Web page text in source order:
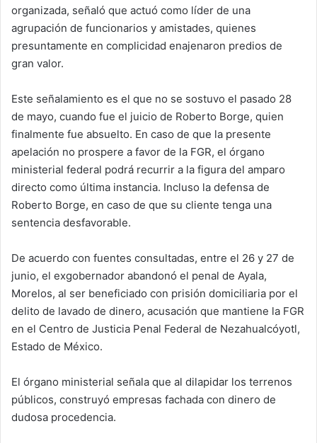
organizada, señaló que actuó como líder de una
agrupación de funcionarios y amistades, quienes
presuntamente en complicidad enajenaron predios de
gran valor.
Este señalamiento es el que no se sostuvo el pasado 28
de mayo, cuando fue el juicio de Roberto Borge, quien
finalmente fue absuelto. En caso de que la presente
apelación no prospere a favor de la FGR, el órgano
ministerial federal podrá recurrir a la figura del amparo
directo como última instancia. Incluso la defensa de
Roberto Borge, en caso de que su cliente tenga una
sentencia desfavorable.
De acuerdo con fuentes consultadas, entre el 26 y 27 de
junio, el exgobernador abandonó el penal de Ayala,
Morelos, al ser beneficiado con prisión domiciliaria por el
delito de lavado de dinero, acusación que mantiene la FGR
en el Centro de Justicia Penal Federal de Nezahualcóyotl,
Estado de México.
El órgano ministerial señala que al dilapidar los terrenos
públicos, construyó empresas fachada con dinero de
dudosa procedencia.